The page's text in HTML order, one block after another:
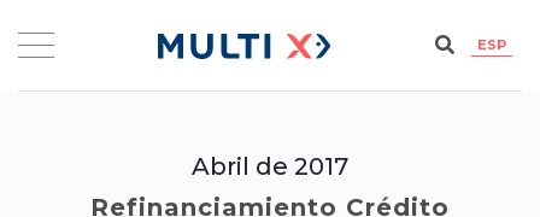
ESP
Abril de 2017
Refinanciamiento Crédito